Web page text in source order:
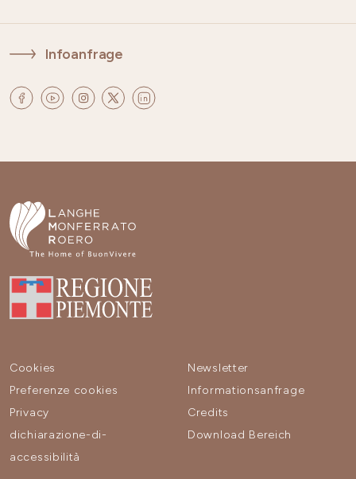
Infoanfrage
Cookies
Preferenze cookies
Privacy
dichiarazione-di-
accessibilità
Newsletter
Informationsanfrage
Credits
Download Bereich